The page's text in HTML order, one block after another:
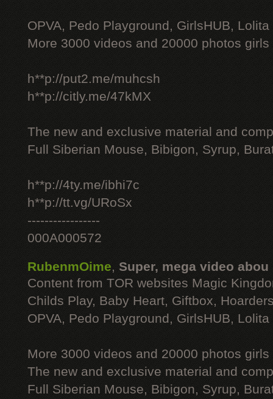
OPVA, Pedo Playground, GirlsHUB, Lolita
More 3000 videos and 20000 photos
h**p://put2.me/muhcsh
h**p://citly.me/47kMX
The new and exclusive material and
Full Siberian Mouse, Bibigon, Syrup,
h**p://4ty.me/ibhi7c
h**p://tt.vg/URoSx
-----------------
000A000572
RubenmOime, Super, mega video abou
Content from TOR websites Magic
Childs Play, Baby Heart, Giftbox,
OPVA, Pedo Playground, GirlsHUB, Lolita
More 3000 videos and 20000 photos
The new and exclusive material and
Full Siberian Mouse, Bibigon, Syrup,